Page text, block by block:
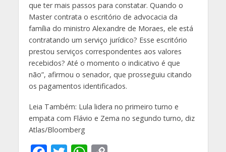
que ter mais passos para constatar. Quando o
Master contrata o escritório de advocacia da
família do ministro Alexandre de Moraes, ele está
contratando um serviço jurídico? Esse escritório
prestou serviços correspondentes aos valores
recebidos? Até o momento o indicativo é que
não”, afirmou o senador, que prosseguiu citando
os pagamentos identificados.
Leia Também: Lula lidera no primeiro turno e
empata com Flávio e Zema no segundo turno, diz
Atlas/Bloomberg